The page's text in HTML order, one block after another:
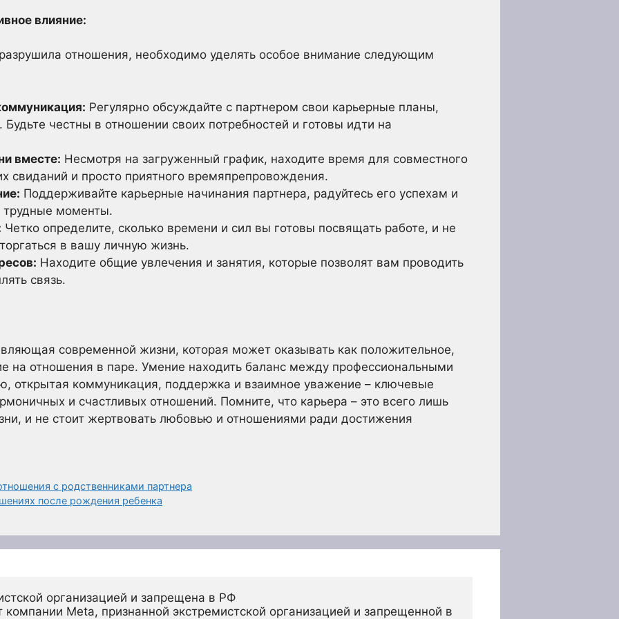
влияние:
отношения, необходимо уделять особое внимание следующим
Регулярно обсуждайте с партнером свои карьерные планы,
честны в отношении своих потребностей и готовы идти на
вместе: Несмотря на загруженный график, находите время для совместного
свиданий и просто приятного времяпрепровождения.
Поддерживайте карьерные начинания партнера, радуйтесь его успехам и
моменты.
Четко определите, сколько времени и сил вы готовы посвящать работе, и не
в вашу личную жизнь.
Находите общие увлечения и занятия, которые позволят вам проводить
связь.
современной жизни, которая может оказывать как положительное,
на отношения в паре. Умение находить баланс между профессиональными
открытая коммуникация, поддержка и взаимное уважение – ключевые
и счастливых отношений. Помните, что карьера – это всего лишь
и не стоит жертвовать любовью и отношениями ради достижения
с родственниками партнера
после рождения ребенка
организацией и запрещена в РФ
Meta, признанной экстремистской организацией и запрещенной в